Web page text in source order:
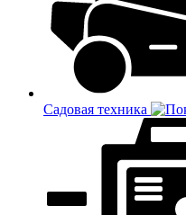
Садовая техника